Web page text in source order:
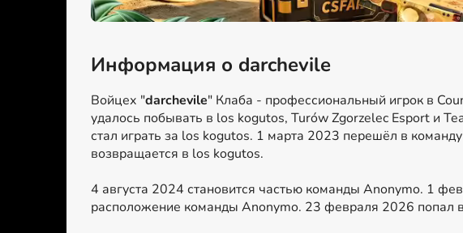
Информация о darchevile
Войцех "darchevile" Клаба - профессиональный игрок в
удалось побывать в los kogutos, Turów Zgorzelec Esport и
стал играть за los kogutos. 1 марта 2023 перешёл в
возвращается в los kogutos.
4 августа 2024 становится частью команды Anonymo. 1
расположение команды Anonymo. 23 февраля 2026 попал в